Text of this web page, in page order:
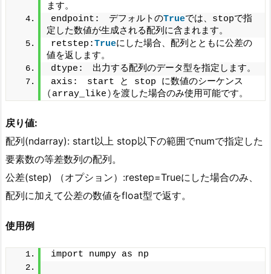
ます。
endpoint:　デフォルトのTrueでは、stopで指
定した数値が生成される配列に含まれます。
retstep:Trueにした場合、配列とともに公差の
値を返します。
dtype:　出力する配列のデータ型を指定します。
axis:　start と stop に数値のシーケンス
( array_like ) を渡した場合のみ使用可能です。
戻り値:
配列(ndarray): start以上 stop以下の範囲でnumで指定した
要素数の等差数列の配列。
公差(step) （オプション）:restep=Trueにした場合のみ、
配列に加えて公差の数値をfloat型で返す。
使用例
import numpy as np